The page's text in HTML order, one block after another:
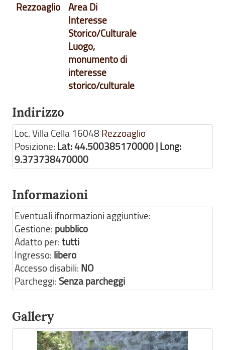
Rezzoaglio
Area Di
Interesse
Storico/Culturale
Luogo,
monumento di
interesse
storico/culturale
Indirizzo
Loc. Villa Cella 16048 Rezzoaglio
Posizione: Lat: 44.500385170000 | Long:
9.373738470000
Informazioni
Eventuali ifnormazioni aggiuntive:
Gestione: pubblico
Adatto per:tutti
Ingresso: libero
Accesso disabili: NO
Parcheggi: Senza parcheggi
Gallery